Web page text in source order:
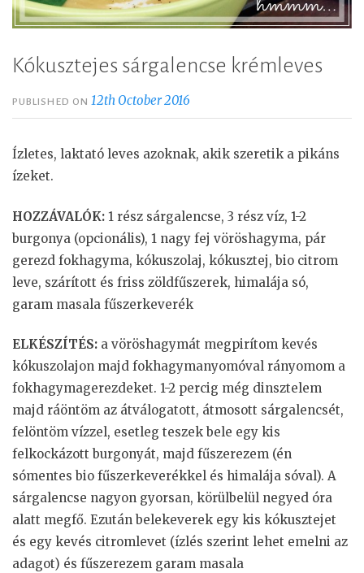
Kókusztejes sárgalencse krémleves
PUBLISHED ON12th October 2016
Ízletes, laktató leves azoknak, akik szeretik a pikáns
ízeket.
HOZZÁVALÓK: 1 rész sárgalencse, 3 rész víz, 1-2
burgonya (opcionális), 1 nagy fej vöröshagyma, pár
gerezd fokhagyma, kókuszolaj, kókusztej, bio citrom
leve, szárított és friss zöldfűszerek, himalája só,
garam masala fűszerkeverék
ELKÉSZÍTÉS: a vöröshagymát megpirítom kevés
kókuszolajon majd fokhagymanyomóval rányomom a
fokhagymagerezdeket. 1-2 percig még dinsztelem
majd ráöntöm az átválogatott, átmosott sárgalencsét,
felöntöm vízzel, esetleg teszek bele egy kis
felkockázott burgonyát, majd fűszerezem (én
sómentes bio fűszerkeverékkel és himalája sóval). A
sárgalencse nagyon gyorsan, körülbelül negyed óra
alatt megfő. Ezután belekeverek egy kis kókusztejet
és egy kevés citromlevet (ízlés szerint lehet emelni az
adagot) és fűszerezem garam masala